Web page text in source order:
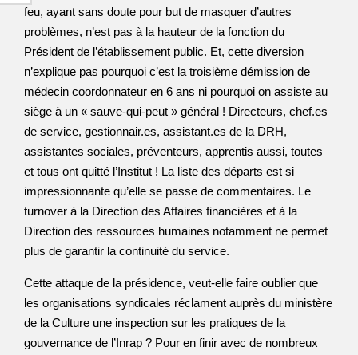
feu, ayant sans doute pour but de masquer d’autres
problèmes, n’est pas à la hauteur de la fonction du
Président de l’établissement public. Et, cette diversion
n’explique pas pourquoi c’est la troisième démission de
médecin coordonnateur en 6 ans ni pourquoi on assiste au
siège à un « sauve-qui-peut » général ! Directeurs, chef.es
de service, gestionnair.es, assistant.es de la DRH,
assistantes sociales, préventeurs, apprentis aussi, toutes
et tous ont quitté l’Institut ! La liste des départs est si
impressionnante qu’elle se passe de commentaires. Le
turnover à la Direction des Affaires financières et à la
Direction des ressources humaines notamment ne permet
plus de garantir la continuité du service.
Cette attaque de la présidence, veut-elle faire oublier que
les organisations syndicales réclament auprès du ministère
de la Culture une inspection sur les pratiques de la
gouvernance de l’Inrap ? Pour en finir avec de nombreux